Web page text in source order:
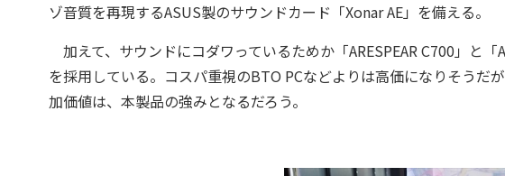
ゾ音質を再現するASUS製のサウンドカード「Xonar AE」を備える。
加えて、サウンドにコダワっているためか「ARESPEAR C700」と
を採用している。コスパ重視のBTO PCなどよりは高価になりそうだ
加価値は、本製品の強みとなるだろう。